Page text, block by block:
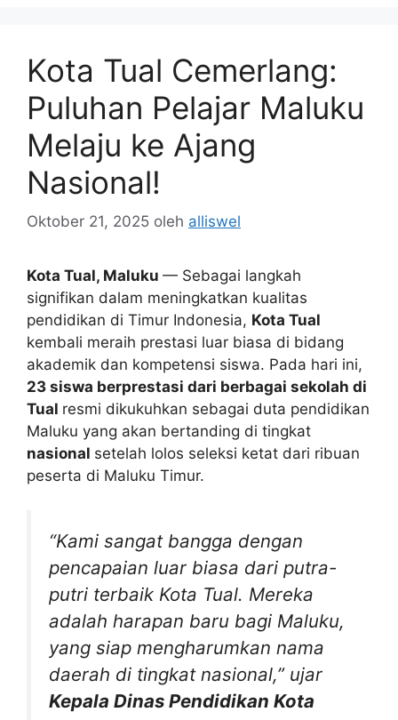
Kota Tual Cemerlang:
Puluhan Pelajar Maluku
Melaju ke Ajang
Nasional!
Oktober 21, 2025 oleh alliswel
Kota Tual, Maluku — Sebagai langkah
signifikan dalam meningkatkan kualitas
pendidikan di Timur Indonesia, Kota Tual
kembali meraih prestasi luar biasa di bidang
akademik dan kompetensi siswa. Pada hari ini,
23 siswa berprestasi dari berbagai sekolah di
Tual resmi dikukuhkan sebagai duta pendidikan
Maluku yang akan bertanding di tingkat
nasional setelah lolos seleksi ketat dari ribuan
peserta di Maluku Timur.
“Kami sangat bangga dengan
pencapaian luar biasa dari putra-
putri terbaik Kota Tual. Mereka
adalah harapan baru bagi Maluku,
yang siap mengharumkan nama
daerah di tingkat nasional,” ujar
Kepala Dinas Pendidikan Kota